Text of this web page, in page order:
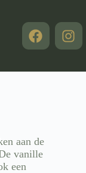
aan de
vanille
een